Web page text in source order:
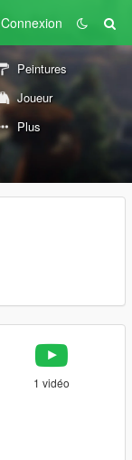
Connexion
Peintures
Joueur
Plus
1 vidéo